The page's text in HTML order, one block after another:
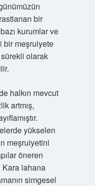
bir
kurumlar ve
bir meşruiyete
olarak
halkın mevcut
artmış,
yükselen
meşruiyetini
öneren
Kara lahana
simgesel